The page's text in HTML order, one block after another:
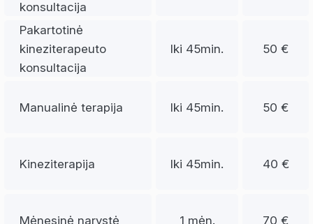
konsultacija
Pakartotinė
kineziterapeuto
konsultacija
Iki 45min. 50 €
Manualinė terapija Iki 45min. 50 €
Kineziterapija Iki 45min. 40 €
Mėnesinė narystė 1 mėn. 70 €